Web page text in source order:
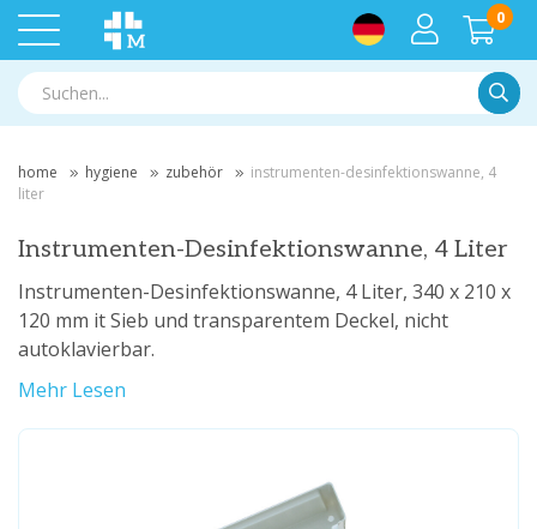
0
home hygiene zubehör
instrumenten-desinfektionswanne, 4
liter
Instrumenten-Desinfektionswanne, 4 Liter
Instrumenten-Desinfektionswanne, 4 Liter, 340 x 210 x
120 mm it Sieb und transparentem Deckel, nicht
autoklavierbar.
Mehr Lesen